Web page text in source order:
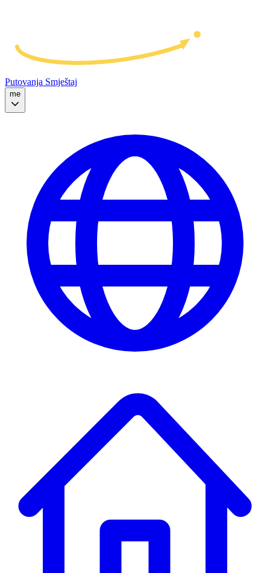
Putovanja Smještaj
me